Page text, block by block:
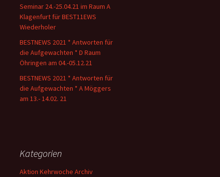
Seminar 24.-25.04.21 im Raum A
Klagenfurt für BEST11EWS
Wiederholer
BESTNEWS 2021 * Antworten für
die Aufgewachten * D Raum
Öhringen am 04.-05.12.21
BESTNEWS 2021 * Antworten für
die Aufgewachten * A Möggers
am 13.- 14.02. 21
Kategorien
Aktion Kehrwoche Archiv